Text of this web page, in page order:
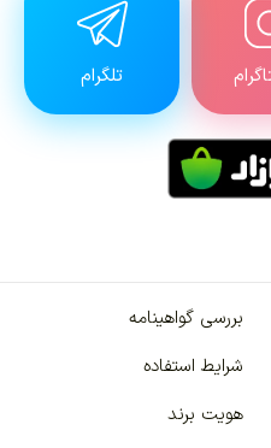
تلگرام
بررسی گواهینامه
شرایط استفاده
هویت برند